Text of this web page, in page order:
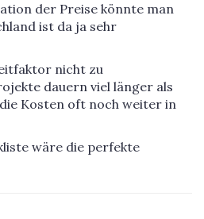
der Preise könnte man
ist da ja sehr
nicht zu
dauern viel länger als
Kosten oft noch weiter in
wäre die perfekte